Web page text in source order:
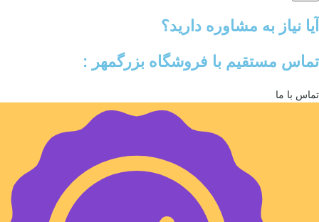
آیا نیاز به مشاوره دارید؟
تماس مستقیم با فروشگاه بزرگمهر :
تماس با ما